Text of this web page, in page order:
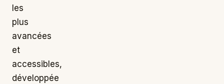
les
plus
avancées
et
accessibles,
développée